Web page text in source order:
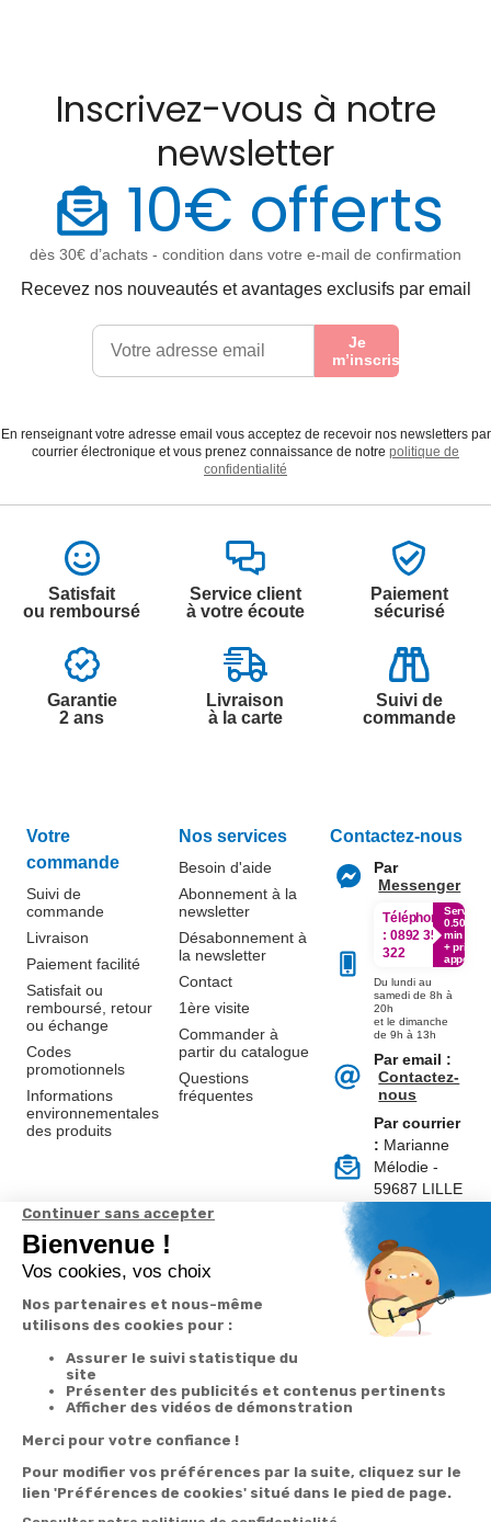
Inscrivez-vous à notre
newsletter
10€ offerts
dès 30€ d’achats - condition dans votre e-mail de confirmation
Recevez nos nouveautés et avantages exclusifs par email
Je
m’inscris
En renseignant votre adresse email vous acceptez de recevoir nos newsletters par
courrier électronique et vous prenez connaissance de notre politique de
confidentialité
Satisfait
ou remboursé
Service client
à votre écoute
Paiement
sécurisé
Garantie
2 ans
Livraison
à la carte
Suivi de
commande
Votre
commande
Suivi de
commande
Livraison
Paiement facilité
Satisfait ou
remboursé, retour
ou échange
Codes
promotionnels
Informations
environnementales
des produits
Nos services
Besoin d'aide
Abonnement à la
newsletter
Désabonnement à
la newsletter
Contact
1ère visite
Commander à
partir du catalogue
Questions
fréquentes
A propos de
nous
Partenariats
Avis Clients
Contactez-nous
Par
Messenger
Téléphone
: 0892 350
322
Service
0.50€ /
min
+ prix
appel
Du lundi au
samedi de 8h à
20h
et le dimanche
de 9h à 13h
Par email :
Contactez-
nous
Par courrier
: Marianne
Mélodie -
59687 LILLE
Suivez-nous
Données
personnelles et
cookies
Paramétrer
les cookies
vente